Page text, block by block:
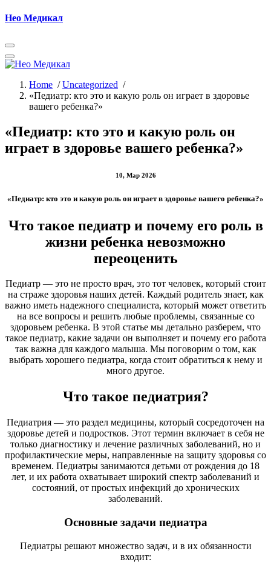
Skip
Нео Медикал
Home /Uncategorized /
«Педиатр: кто это и какую роль он играет в здоровье
вашего ребенка?»
«Педиатр: кто это и какую роль он
играет в здоровье вашего ребенка?»
10, Мар 2026
«Педиатр: кто это и какую роль он играет в здоровье вашего ребенка?»
Что такое педиатр и почему его роль в
жизни ребенка невозможно
переоценить
Педиатр — это не просто врач, это тот человек, который стоит
на страже здоровья наших детей. Каждый родитель знает, как
важно иметь надежного специалиста, который может ответить
на все вопросы и решить любые проблемы, связанные со
здоровьем ребенка. В этой статье мы детально разберем, что
такое педиатр, какие задачи он выполняет и почему его работа
так важна для каждого малыша. Мы поговорим о том, как
выбрать хорошего педиатра, когда стоит обратиться к нему и
много другое.
Что такое педиатрия?
Педиатрия — это раздел медицины, который сосредоточен на
здоровье детей и подростков. Этот термин включает в себя не
только диагностику и лечение различных заболеваний, но и
профилактические меры, направленные на защиту здоровья со
временем. Педиатры занимаются детьми от рождения до 18
лет, и их работа охватывает широкий спектр заболеваний и
состояний, от простых инфекций до хронических
заболеваний.
Основные задачи педиатра
Педиатры решают множество задач, и в их обязанности
входит: